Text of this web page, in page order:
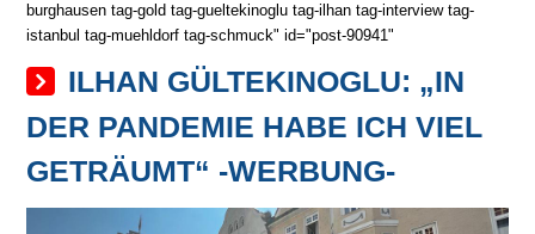
burghausen tag-gold tag-gueltekinoglu tag-ilhan tag-interview tag-
istanbul tag-muehldorf tag-schmuck" id="post-90941"
ILHAN GÜLTEKINOGLU: „IN
DER PANDEMIE HABE ICH VIEL
GETRÄUMT“ -WERBUNG-